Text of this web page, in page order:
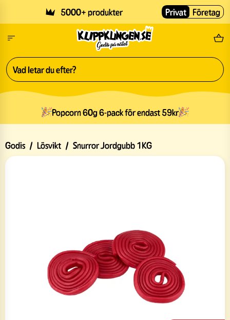
5000+ produkter Fri
Privat Företag
Popcorn 60g 6-pack för endast 59kr
Godis / Lösvikt / Snurror Jordgubb 1KG